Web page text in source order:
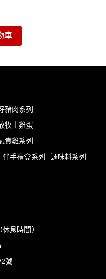
車
豬肉系列
牧土雞蛋
貴雞系列
伴手禮盒系列 調味料系列
休息時間)
號